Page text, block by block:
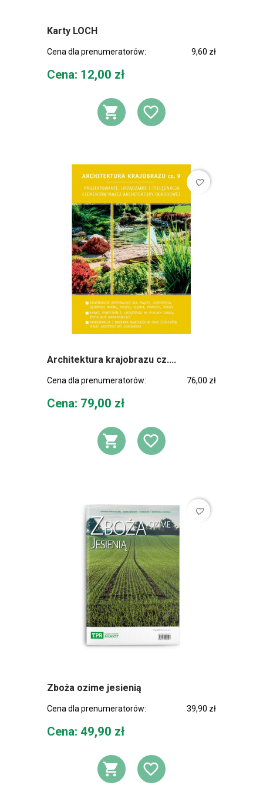
Karty LOCH
Cena dla prenumeratorów: 9,60 zł
Cena
Cena: 12,00 zł
DODAJ DO
DODAJ DO
favorite_border
Architektura krajobrazu cz....
Cena dla prenumeratorów: 76,00 zł
Cena
Cena: 79,00 zł
DODAJ DO
DODAJ DO
favorite_border
Zboża ozime jesienią
Cena dla prenumeratorów: 39,90 zł
Cena
Cena: 49,90 zł
DODAJ DO
DODAJ DO